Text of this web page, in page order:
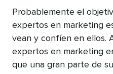
Probablemente el
expertos en marketing
vean y confíen en ellos.
expertos en marketing
que una gran parte de